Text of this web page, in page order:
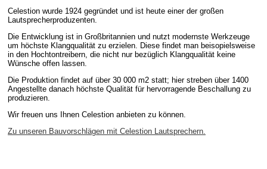
Celestion wurde 1924 gegründet und ist heute einer der großen
Lautsprecherproduzenten.
Die Entwicklung ist in Großbritannien und nutzt modernste Werkzeuge
um höchste Klangqualität zu erzielen. Diese findet man beisopielsweise
in den Hochtontreibern, die nicht nur bezüglich Klangqualität keine
Wünsche offen lassen.
Die Produktion findet auf über 30 000 m2 statt; hier streben über 1400
Angestellte danach höchste Qualität für hervorragende Beschallung zu
produzieren.
Wir freuen uns Ihnen Celestion anbieten zu können.
Zu unseren Bauvorschlägen mit Celestion Lautsprechern.